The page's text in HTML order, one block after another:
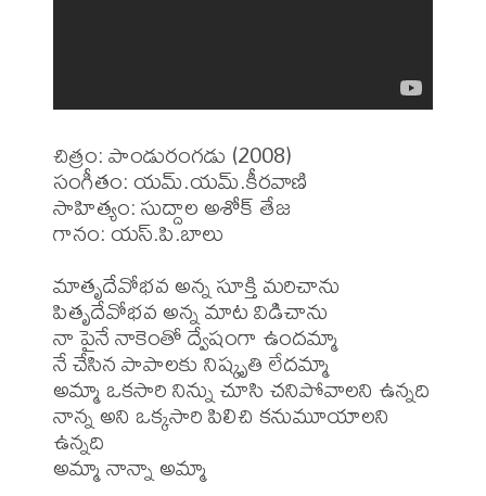
చిత్రం: పాండురంగడు (2008)
సంగీతం: యమ్.యమ్.కీరవాణి
సాహిత్యం: సుద్దాల అశోక్ తేజ
గానం: యస్.పి.బాలు
మాతృదేవోభవ అన్న సూక్తి మరిచాను
పితృదేవోభవ అన్న మాట విడిచాను
నా పైనే నాకెంతో ద్వేషంగా ఉందమ్మా
నే చేసిన పాపాలకు నిష్కృతి లేదమ్మా
అమ్మా ఒకసారి నిన్ను చూసి చనిపోవాలని ఉన్నది
నాన్న అని ఒక్కసారి పిలిచి కనుమూయాలని
ఉన్నది
అమ్మా నాన్నా అమ్మా